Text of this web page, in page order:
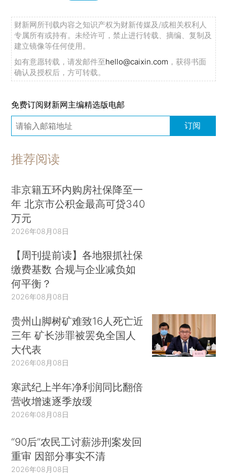
财新网所刊载内容之知识产权为财新传媒及/或相关权利人
专属所有或持有。未经许可，禁止进行转载、摘编、复制及
建立镜像等任何使用。
如有意愿转载，请发邮件至hello@caixin.com ，获得书面
确认及授权后，方可转载。
免费订阅财新网主编精选版电邮
订阅
推荐阅读
非京籍五环内购房社保降至一
年 北京市公积金最高可贷340
万元
2026年08月08日
【周刊提前读】各地狠抓社保
缴费基数 合规与企业减负如
何平衡？
2026年08月08日
贵州山脚树矿难致16人死亡近
三年 矿长涉罪被罢免全国人
大代表
2026年08月08日
寒武纪上半年净利润同比翻倍
营收增速逐季放缓
2026年08月08日
“90后”农民工讨薪涉刑案发回
重审 因部分事实不清
2026年08月08日